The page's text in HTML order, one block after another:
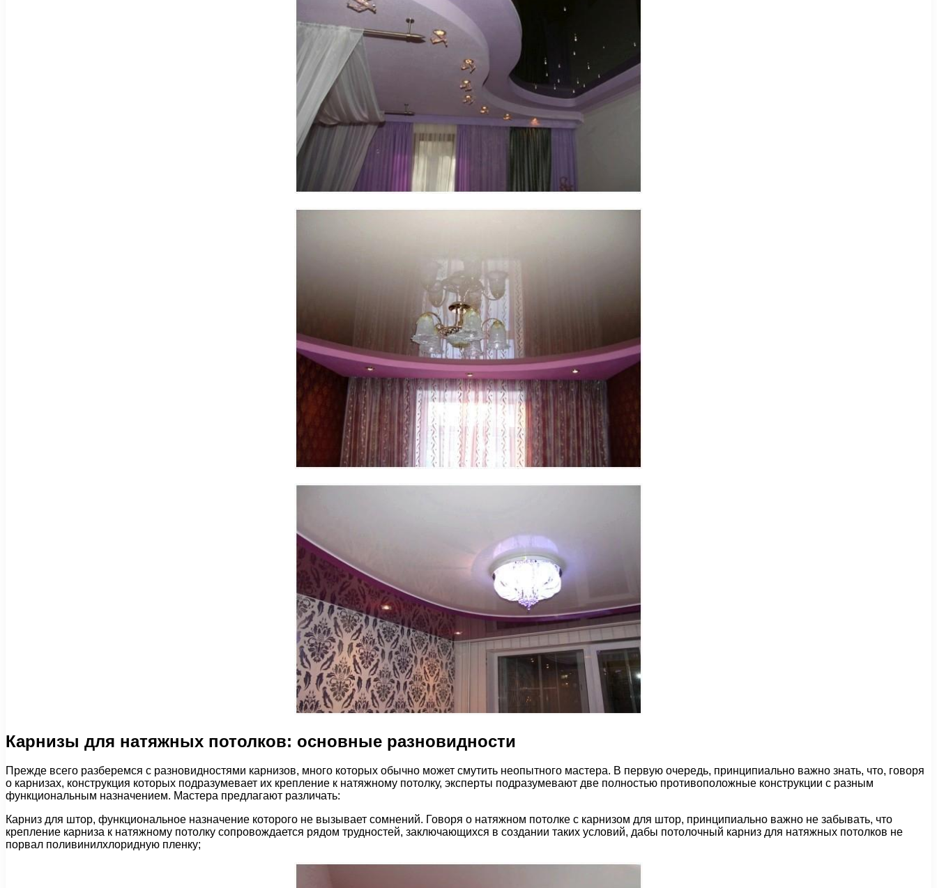
Карнизы для натяжных потолков: основные разновидности
Прежде всего разберемся с разновидностями карнизов, много которых обычно может смутить неопытного мастера. В первую очередь, принципиально важно знать, что, говоря
о карнизах, конструкция которых подразумевает их крепление к натяжному потолку, эксперты подразумевают две полностью противоположные конструкции с разным
функциональным назначением. Мастера предлагают различать:
Карниз для штор, функциональное назначение которого не вызывает сомнений. Говоря о натяжном потолке с карнизом для штор, принципиально важно не забывать, что
крепление карниза к натяжному потолку сопровождается рядом трудностей, заключающихся в создании таких условий, дабы потолочный карниз для натяжных потолков не
порвал поливинилхлоридную пленку;